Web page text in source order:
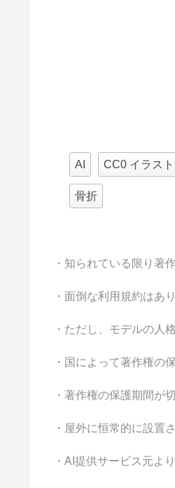
AI CC0 イラスト
骨折
・知られている限り著
・面倒な利用規約はあ
・ただし、モデルの人
・国によって著作権の
・著作権の保護期間が
・屋外に恒常的に設置
・AI提供サービス元よ